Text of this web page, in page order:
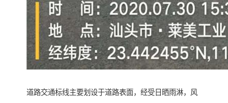
道路交通标线主要划设于道路表面，经受日晒雨淋，风